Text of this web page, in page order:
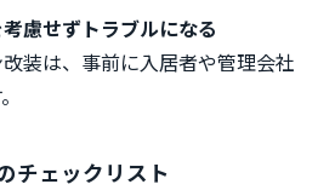
慮せずトラブルになる
装は、事前に入居者や管理会社
チェックリスト